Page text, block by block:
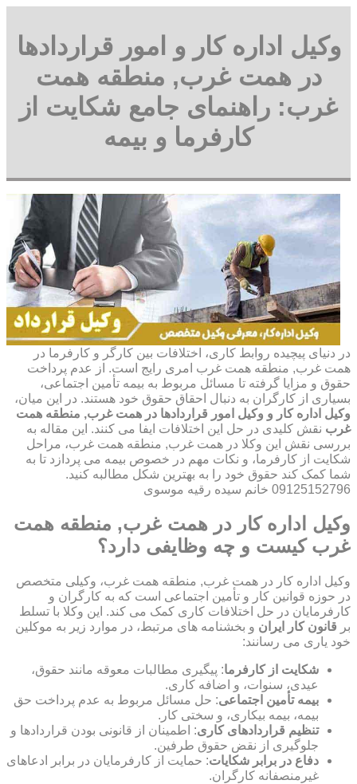
وکیل اداره کار و امور قراردادها
در همت غرب, منطقه همت
غرب: راهنمای جامع شکایت از
کارفرما و بیمه
در دنیای پیچیده روابط کاری، اختلافات بین کارگر و کارفرما در
همت غرب, منطقه همت غرب امری رایج است. از عدم پرداخت
حقوق و مزایا گرفته تا مسائل مربوط به بیمه تأمین اجتماعی،
بسیاری از کارگران به دنبال احقاق حقوق خود هستند. در این میان،
وکیل اداره کار و وکیل امور قراردادها در همت غرب, منطقه همت
غرب نقش کلیدی در حل این اختلافات ایفا می کنند. این مقاله به
بررسی نقش این وکلا در همت غرب, منطقه همت غرب، مراحل
شکایت از کارفرما، و نکات مهم در خصوص بیمه می پردازد تا به
شما کمک کند حقوق خود را به بهترین شکل مطالبه کنید.
09125152796 خانم سیده رقیه موسوی
وکیل اداره کار در همت غرب, منطقه همت
غرب کیست و چه وظایفی دارد؟
وکیل اداره کار در همت غرب, منطقه همت غرب، وکیلی متخصص
در حوزه قوانین کار و تأمین اجتماعی است که به کارگران و
کارفرمایان در حل اختلافات کاری کمک می کند. این وکلا با تسلط
بر قانون کار ایران و بخشنامه های مرتبط، در موارد زیر به موکلین
خود یاری می رسانند:
شکایت از کارفرما: پیگیری مطالبات معوقه مانند حقوق،
عیدی، سنوات، و اضافه کاری.
بیمه تأمین اجتماعی: حل مسائل مربوط به عدم پرداخت حق
بیمه، بیمه بیکاری، و سختی کار.
تنظیم قراردادهای کاری: اطمینان از قانونی بودن قراردادها و
جلوگیری از نقض حقوق طرفین.
دفاع در برابر شکایات: حمایت از کارفرمایان در برابر ادعاهای
غیرمنصفانه کارگران.